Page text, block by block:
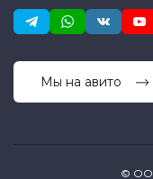
Мы на авито
©